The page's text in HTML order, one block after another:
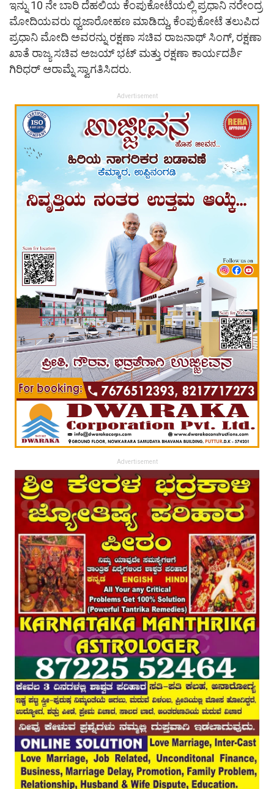
ಇನ್ನು 10 ನೇ ಬಾರಿ ದೆಹಲಿಯ ಕೆಂಪುಕೋಟೆಯಲ್ಲಿ ಪ್ರಧಾನಿ ನರೇಂದ್ರ
ಮೋದಿಯವರು ಧ್ವಜಾರೋಹಣ ಮಾಡಿದ್ದು, ಕೆಂಪುಕೋಟೆ ತಲುಪಿದ
ಪ್ರಧಾನಿ ಮೋದಿ ಅವರನ್ನು ರಕ್ಷಣಾ ಸಚಿವ ರಾಜನಾಥ್ ಸಿಂಗ್, ರಕ್ಷಣಾ
ಖಾತೆ ರಾಜ್ಯ ಸಚಿವ ಅಜಯ್ ಭಟ್ ಮತ್ತು ರಕ್ಷಣಾ ಕಾರ್ಯದರ್ಶಿ
ಗಿರಿಧರ್ ಆರಾಮ್ನೆ ಸ್ವಾಗತಿಸಿದರು.
Advertisement
Advertisement